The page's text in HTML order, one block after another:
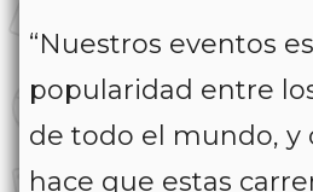
“Nuestros eventos
popularidad entre
de todo el mundo, y
hace que estas